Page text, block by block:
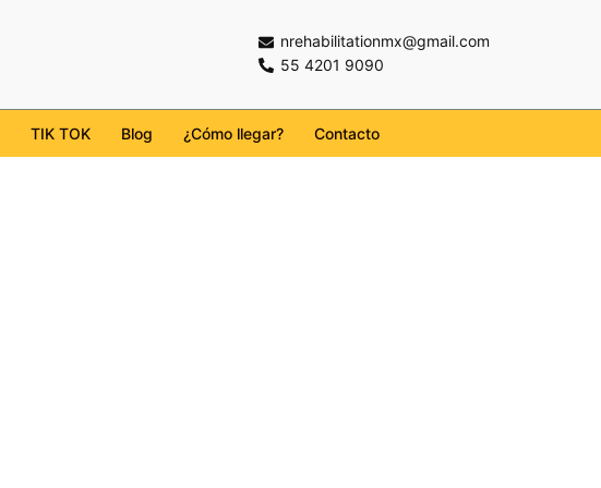
nrehabilitationmx@gmail.com
55 4201 9090
TIK TOK Blog ¿Cómo llegar? Contacto